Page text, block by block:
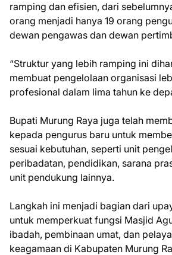
ramping dan efisien, dari
orang menjadi hanya 19 orang
dewan pengawas dan dewan
“Struktur yang lebih ramping ini
membuat pengelolaan organisasi
profesional dalam lima tahun ke
Bupati Murung Raya juga telah
kepada pengurus baru untuk
sesuai kebutuhan, seperti unit
peribadatan, pendidikan, sarana
unit pendukung lainnya.
Langkah ini menjadi bagian dari
untuk memperkuat fungsi Masjid
ibadah, pembinaan umat, dan
keagamaan di Kabupaten Murung